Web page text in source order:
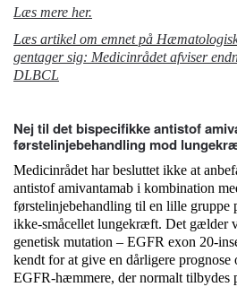
Læs mere her.
Læs artikel om emnet på
gentager sig: Medicinrådet afviser
DLBCL
Nej til det bispecifikke antistof
førstelinjebehandling mod
Medicinrådet har besluttet ikke at
antistof amivantamab i kombination
førstelinjebehandling til en lille gruppe
ikke-småcellet lungekræft. Det gælder
genetisk mutation – EGFR exon 20-
kendt for at give en dårligere prognose
EGFR-hæmmere, der normalt tilbydes